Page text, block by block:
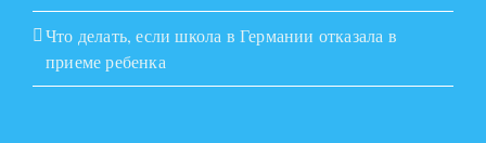
Что делать, если школа в Германии отказала в
приеме ребенка